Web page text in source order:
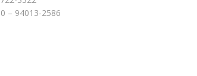
– 94013-2586